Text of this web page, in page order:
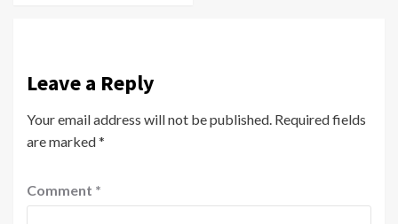
Leave a Reply
Your email address will not be published. Required fields
are marked*
Comment *